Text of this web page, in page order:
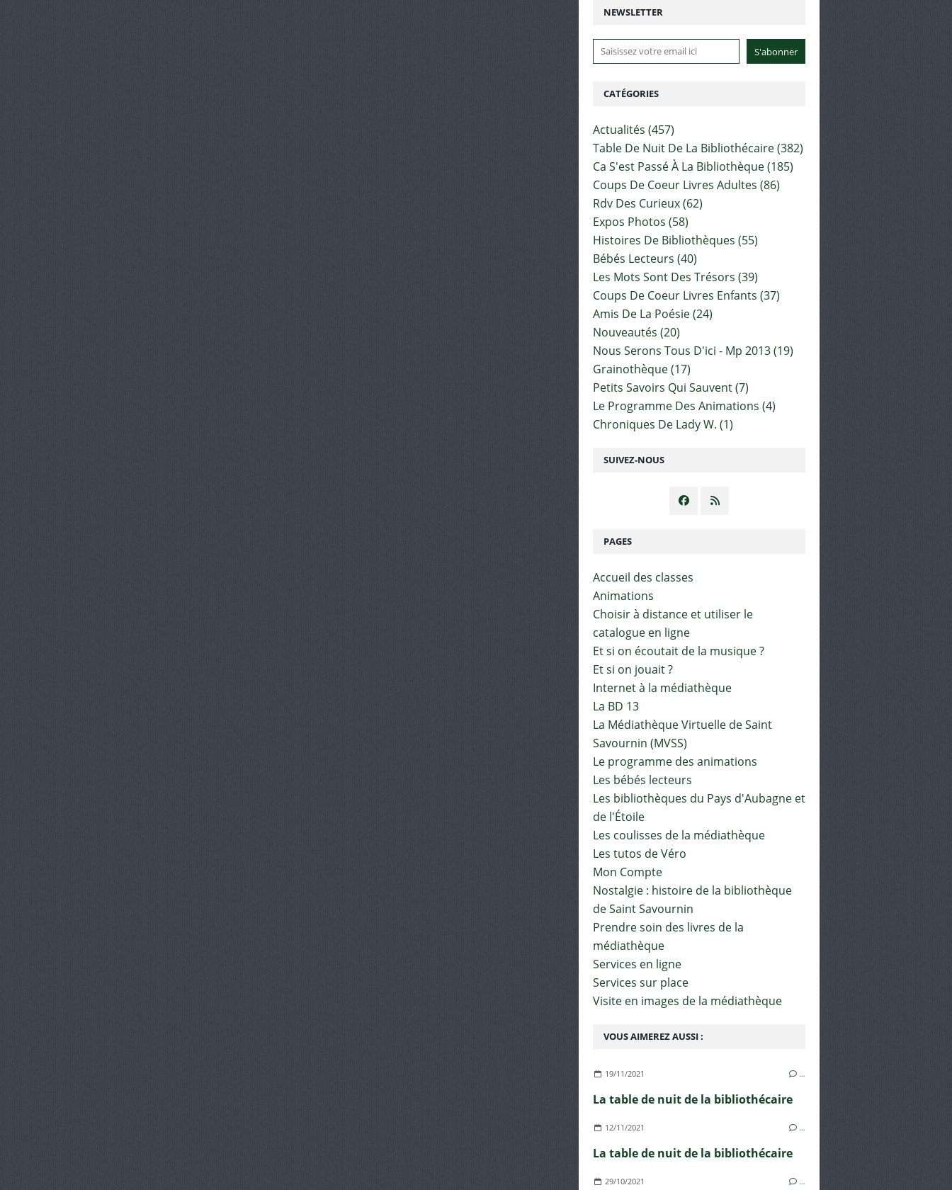
NEWSLETTER
SUIVEZ-NOUS
VOUS AIMEREZ AUSSI :
19/11/2021 …
La table de nuit de la bibliothécaire
12/11/2021 …
La table de nuit de la bibliothécaire
29/10/2021 …
PAGES
Accueil des classes
Animations
Choisir à distance et utiliser le
catalogue en ligne
Et si on écoutait de la musique ?
Et si on jouait ?
Internet à la médiathèque
La BD 13
La Médiathèque Virtuelle de Saint
Savournin (MVSS)
Le programme des animations
Les bébés lecteurs
Les bibliothèques du Pays d'Aubagne et
de l'Étoile
Les coulisses de la médiathèque
Les tutos de Véro
Mon Compte
Nostalgie : histoire de la bibliothèque
de Saint Savournin
Prendre soin des livres de la
médiathèque
Services en ligne
Services sur place
Visite en images de la médiathèque
CATÉGORIES
Actualités (457)
Table De Nuit De La Bibliothécaire(382)
Ca S'est Passé À La Bibliothèque(185)
Coups De Coeur Livres Adultes (86)
Rdv Des Curieux(62)
Expos Photos (58)
Histoires De Bibliothèques (55)
Bébés Lecteurs (40)
Les Mots Sont Des Trésors (39)
Coups De Coeur Livres Enfants (37)
Amis De La Poésie(24)
Nouveautés (20)
Nous Serons Tous D'ici - Mp 2013(19)
Grainothèque(17)
Petits Savoirs Qui Sauvent(7)
Le Programme Des Animations (4)
Chroniques De Lady W. (1)